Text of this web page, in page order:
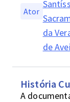
Ator
da
de
História
A